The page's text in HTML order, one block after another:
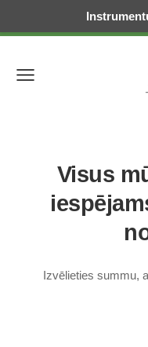
Visus
Izvēlieties summu,